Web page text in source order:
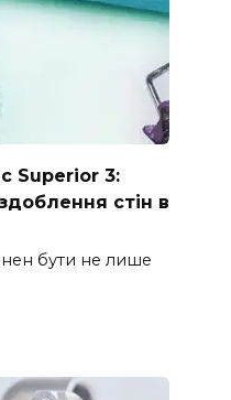
Superior 3:
стін в
бути не лише